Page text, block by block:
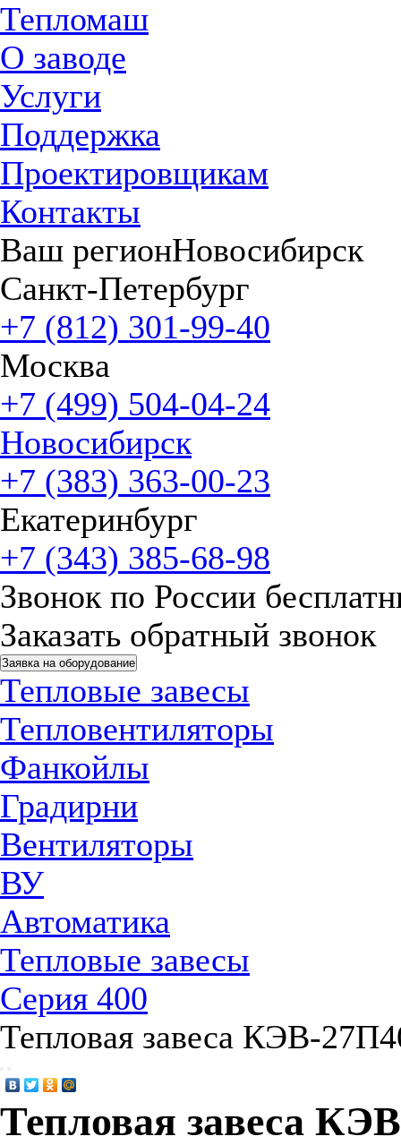
Тепломаш
О заводе
Услуги
Поддержка
Проектировщикам
Контакты
Ваш регионНовосибирск
Санкт-Петербург
+7 (812) 301-99-40
Москва
+7 (499) 504-04-24
Новосибирск
+7 (383) 363-00-23
Екатеринбург
+7 (343) 385-68-98
Звонок по России
Заказать обратный звонок
Заявка на оборудование
Тепловые завесы
Тепловентиляторы
Фанкойлы
Градирни
Вентиляторы
ВУ
Автоматика
Тепловые завесы
Серия 400
Тепловая завеса КЭВ-
Тепловая завеса